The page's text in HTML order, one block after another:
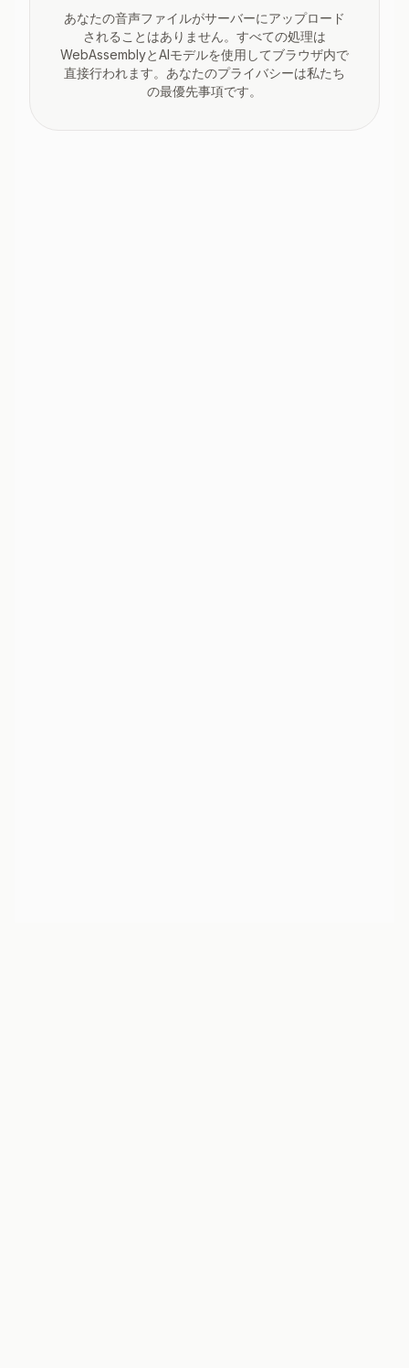
あなたの音声ファイルがサーバーにアップロード
されることはありません。すべての処理は
WebAssemblyとAIモデルを使用してブラウザ内で
直接行われます。あなたのプライバシーは私たち
の最優先事項です。